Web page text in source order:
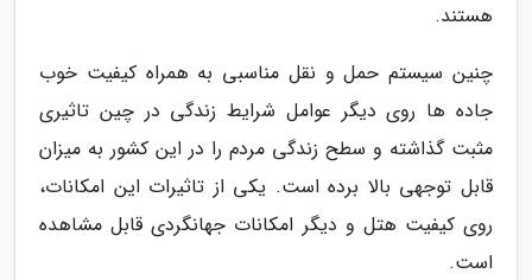
هستند.
چنین سیستم حمل و نقل مناسبی به همراه کیفیت خوب
جاده ها روی دیگر عوامل شرایط زندگی در چین تاثیری
مثبت گذاشته و سطح زندگی مردم را در این کشور به میزان
قابل توجهی بالا برده است. یکی از تاثیرات این امکانات،
روی کیفیت هتل و دیگر امکانات جهانگردی قابل مشاهده
است.